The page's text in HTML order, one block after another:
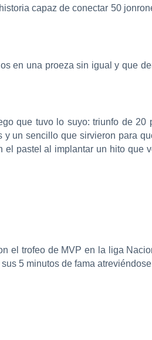
capaz de conectar 50
en una proeza sin igual y que
que tuvo lo suyo: triunfo de 20
un sencillo que sirvieron para
pastel al implantar un hito que
el trofeo de MVP en la liga
5 minutos de fama